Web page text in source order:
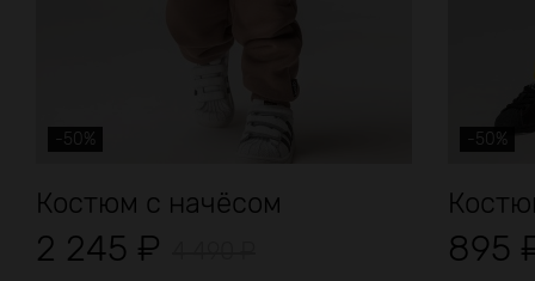
-50%
Костюм с начёсом
2 245 ₽
-50%
895